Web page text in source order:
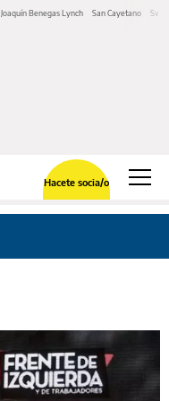
Joaquín Benegas Lynch San Cayetano
Hacete socia/o